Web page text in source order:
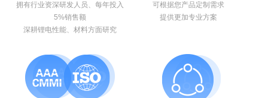
拥有行业资深研发人员、每年投入
5%销售额
深耕锂电性能、材料方面研究
可根据您产品定制需求
提供更加专业方案